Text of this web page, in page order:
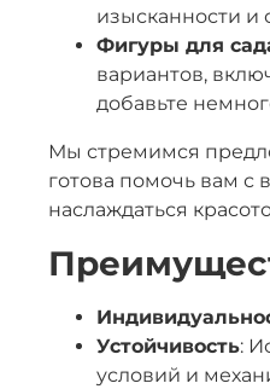
изысканности и
Фигуры для
вариантов,
добавьте
Мы стремимся
готова помочь вам с
наслаждаться
Устойчивость:
условий и